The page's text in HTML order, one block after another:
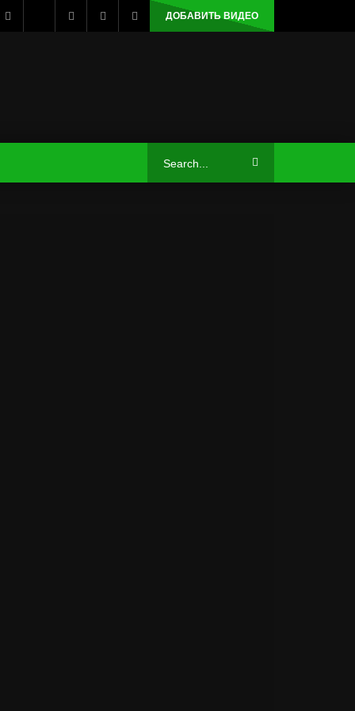
ДОБАВИТЬ ВИДЕО